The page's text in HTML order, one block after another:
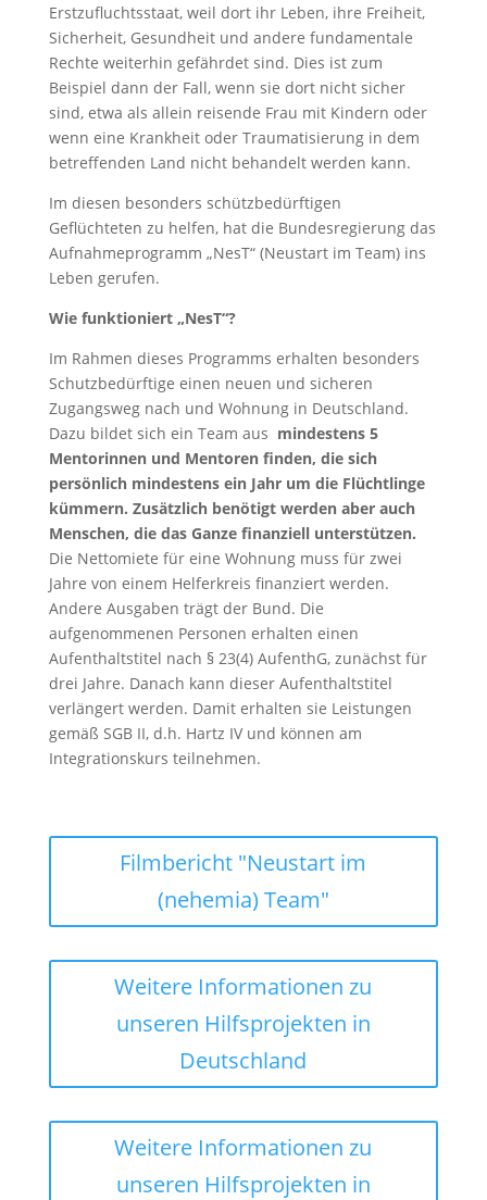
Erstzufluchtsstaat, weil dort ihr Leben, ihre Freiheit,
Sicherheit, Gesundheit und andere fundamentale
Rechte weiterhin gefährdet sind. Dies ist zum
Beispiel dann der Fall, wenn sie dort nicht sicher
sind, etwa als allein reisende Frau mit Kindern oder
wenn eine Krankheit oder Traumatisierung in dem
betreffenden Land nicht behandelt werden kann.
Im diesen besonders schützbedürftigen
Geflüchteten zu helfen, hat die Bundesregierung das
Aufnahmeprogramm „NesT“ (Neustart im Team) ins
Leben gerufen.
Wie funktioniert „NesT“?
Im Rahmen dieses Programms erhalten besonders
Schutzbedürftige einen neuen und sicheren
Zugangsweg nach und Wohnung in Deutschland.
Dazu bildet sich ein Team aus mindestens 5
Mentorinnen und Mentoren finden, die sich
persönlich mindestens ein Jahr um die Flüchtlinge
kümmern. Zusätzlich benötigt werden aber auch
Menschen, die das Ganze finanziell unterstützen.
Die Nettomiete für eine Wohnung muss für zwei
Jahre von einem Helferkreis finanziert werden.
Andere Ausgaben trägt der Bund. Die
aufgenommenen Personen erhalten einen
Aufenthaltstitel nach § 23(4) AufenthG, zunächst für
drei Jahre. Danach kann dieser Aufenthaltstitel
verlängert werden. Damit erhalten sie Leistungen
gemäß SGB II, d.h. Hartz IV und können am
Integrationskurs teilnehmen.
Filmbericht "Neustart im
(nehemia) Team"
Weitere Informationen zu
unseren Hilfsprojekten in
Deutschland
Weitere Informationen zu
unseren Hilfsprojekten in